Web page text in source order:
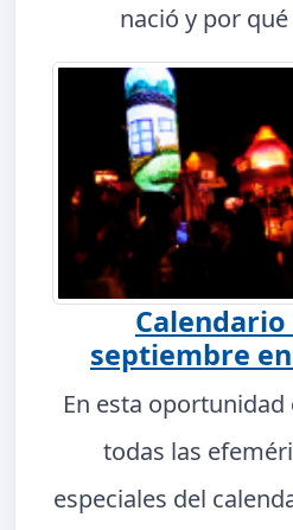
nació y por
Calendario
septiembre
En esta
todas las
especiales del